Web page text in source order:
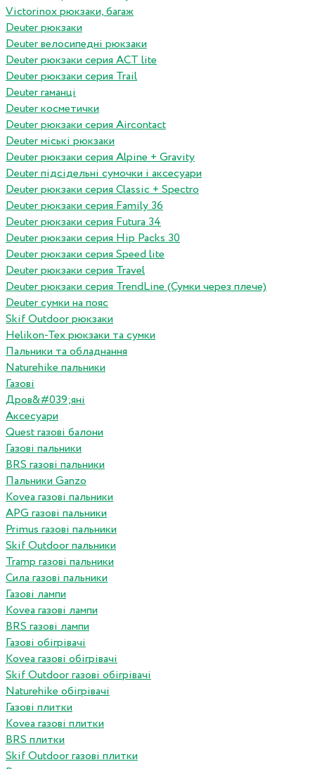
Victorinox рюкзаки, багаж
Deuter рюкзаки
Deuter велосипедні рюкзаки
Deuter рюкзаки серия ACT lite
Deuter рюкзаки серия Trail
Deuter гаманці
Deuter косметички
Deuter рюкзаки серия Aircontact
Deuter міські рюкзаки
Deuter рюкзаки серия Alpine + Gravity
Deuter підсідельні сумочки і аксесуари
Deuter рюкзаки серия Classic + Spectro
Deuter рюкзаки серия Family 36
Deuter рюкзаки серия Futura 34
Deuter рюкзаки серия Hip Packs 30
Deuter рюкзаки серия Speed lite
Deuter рюкзаки серия Travel
Deuter рюкзаки серия TrendLine (Сумки через плече)
Deuter сумки на пояс
Skif Outdoor рюкзаки
Helikon-Tex рюкзаки та сумки
Пальники та обладнання
Naturehike пальники
Газові
Дров&#039;яні
Аксесуари
Quest газові балони
Газові пальники
BRS газові пальники
Пальники Ganzo
Kovea газові пальники
APG газові пальники
Primus газові пальники
Skif Outdoor пальники
Tramp газові пальники
Сила газові пальники
Газові лампи
Kovea газові лампи
BRS газові лампи
Газові обігрівачі
Kovea газові обігрівачі
Skif Outdoor газові обігрівачі
Naturehike обігрівачі
Газові плитки
Kovea газові плитки
BRS плитки
Skif Outdoor газові плитки